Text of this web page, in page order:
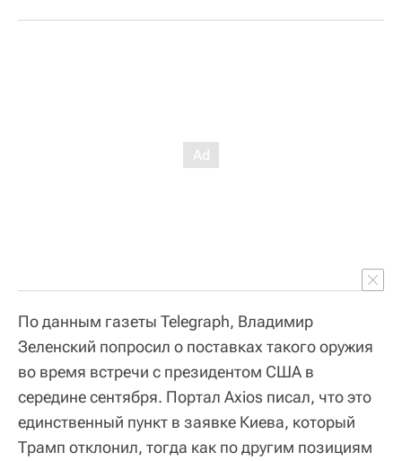
По данным газеты Telegraph, Владимир
Зеленский попросил о поставках такого оружия
во время встречи с президентом США в
середине сентября. Портал Axios писал, что это
единственный пункт в заявке Киева, который
Трамп отклонил, тогда как по другим позициям